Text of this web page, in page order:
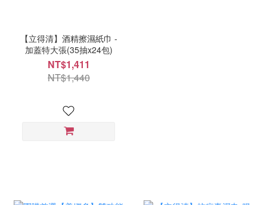
【立得清】酒精擦濕紙巾 -
加蓋特大張(35抽x24包)
NT$1,411
NT$1,440